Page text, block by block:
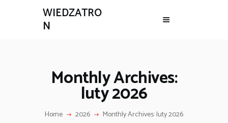
WIEDZATRO
N
Monthly Archives:
luty 2026
Home 2026 Monthly Archives: luty 2026